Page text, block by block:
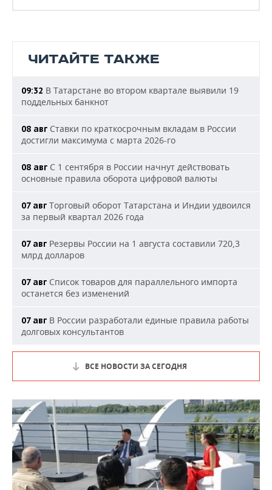
ЧИТАЙТЕ ТАКЖЕ
09:32 В Татарстане во втором квартале выявили 19
поддельных банкнот
08 авг Ставки по краткосрочным вкладам в России
достигли максимума с марта 2026-го
08 авг С 1 сентября в России начнут действовать
основные правила оборота цифровой валюты
07 авг Торговый оборот Татарстана и Индии удвоился
за первый квартал 2026 года
07 авг Резервы России на 1 августа составили 720,3
млрд долларов
07 авг Список товаров для параллельного импорта
останется без изменений
07 авг В России разработали единые правила работы
долговых консультантов
ВСЕ НОВОСТИ ЗА СЕГОДНЯ